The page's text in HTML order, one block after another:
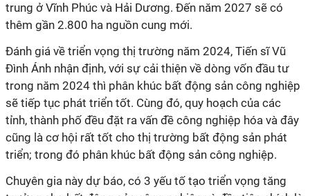
trung ở Vĩnh Phúc và Hải Dương. Đến năm 2027 sẽ có
thêm gần 2.800 ha nguồn cung mới.
Đánh giá về triển vọng thị trường năm 2024, Tiến sĩ Vũ
Đình Ánh nhận định, với sự cải thiện về dòng vốn đầu tư
trong năm 2024 thì phân khúc bất động sản công nghiệp
sẽ tiếp tục phát triển tốt. Cùng đó, quy hoạch của các
tỉnh, thành phố đều đặt ra vấn đề công nghiệp hóa và đây
cũng là cơ hội rất tốt cho thị trường bất động sản phát
triển; trong đó phân khúc bất động sản công nghiệp.
Chuyên gia này dự báo, có 3 yếu tố tạo triển vọng tăng